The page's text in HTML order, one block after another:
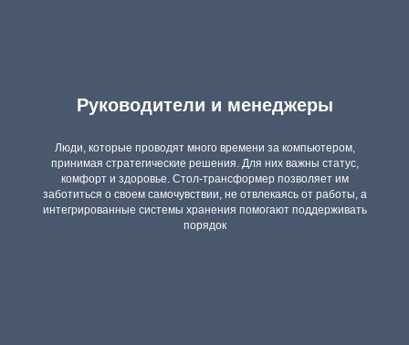
Руководители и менеджеры
Люди, которые проводят много времени за компьютером,
принимая стратегические решения. Для них важны статус,
комфорт и здоровье. Стол-трансформер позволяет им
заботиться о своем самочувствии, не отвлекаясь от работы, а
интегрированные системы хранения помогают поддерживать
порядок